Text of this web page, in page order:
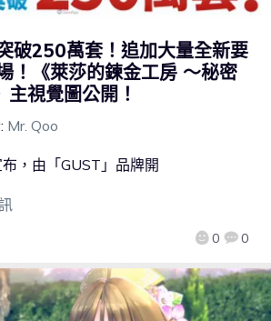
破250萬套！追加大量全新要
！《萊莎的鍊金工房 ～秘密
視覺圖公開！​
Mr. Qoo
0 0
，由「GUST」品牌開